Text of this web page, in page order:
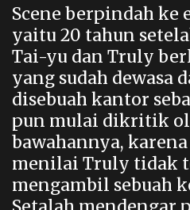
Scene berpindah ke
yaitu 20 tahun
Tai-yu dan Truly
yang sudah dewasa
disebuah kantor
pun mulai dikritik
bawahannya,
menilai Truly tidak
mengambil sebuah